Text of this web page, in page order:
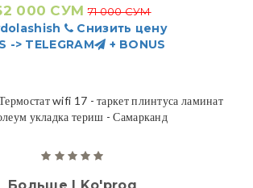
000 СУМ 71 000 СУМ
Снизить цену
-> TELEGRAM
+ BONUS